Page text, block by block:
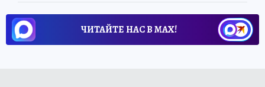
ЧИТАЙТЕ НАС В МАХ!